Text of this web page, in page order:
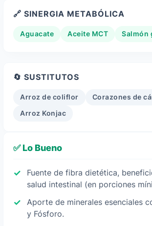
🔗 SINERGIA METABÓLICA
Aguacate Aceite MCT Salmón
🔄 SUSTITUTOS
Arroz de coliflor Corazones de
Arroz Konjac
✅ Lo Bueno
Fuente de fibra dietética,
salud intestinal (en porciones
Aporte de minerales esenciales
y Fósforo.